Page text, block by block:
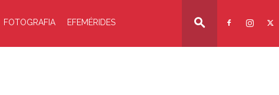
FOTOGRAFIA EFEMÉRIDES